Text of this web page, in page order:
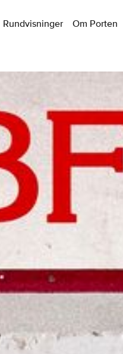
Rundvisninger Om Porten